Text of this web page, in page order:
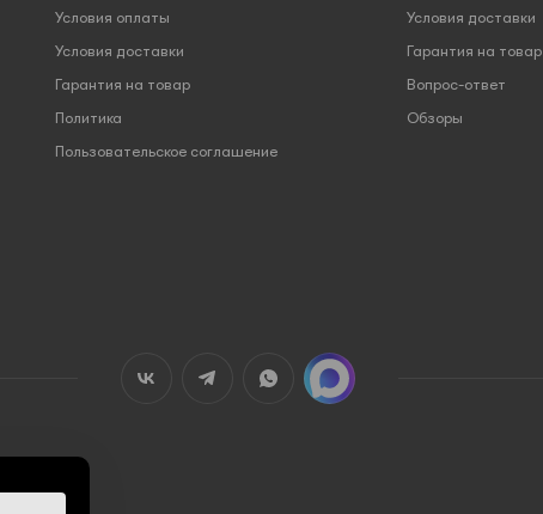
Условия оплаты
Условия доставки
Гарантия на товар
Политика
Пользовательское соглашение
Условия доставки
Гарантия на товар
Вопрос-ответ
Обзоры